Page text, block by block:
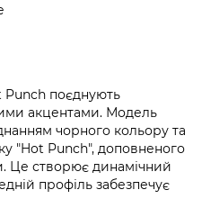
Punch поєднують
акцентами. Модель
чорного кольору та
"Hot Punch", доповненого
Це створює динамічний
профіль забезпечує